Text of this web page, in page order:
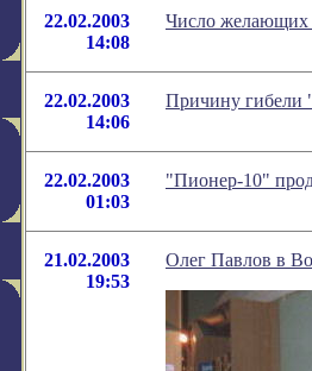
22.02.2003
14:08
Число желающих
22.02.2003
14:06
Причину гибели
22.02.2003
01:03
"Пионер-10"
21.02.2003
19:53
Олег Павлов в